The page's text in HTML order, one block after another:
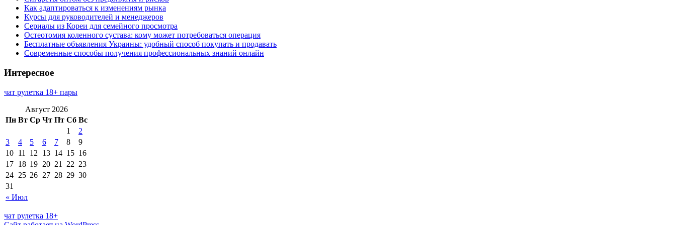
Как адаптироваться к изменениям рынка
Курсы для руководителей и менеджеров
Сериалы из Кореи для семейного просмотра
Остеотомия коленного сустава: кому может потребоваться операция
Бесплатные объявления Украины: удобный способ покупать и продавать
Современные способы получения профессиональных знаний онлайн
Интересное
чат рулетка 18+ пары
Август 2026
Пн Вт Ср Чт Пт Сб Вс
« Июл
1
2
3
4 5 6 7 8
9
10 11 12 13 14 15 16
17 18 19 20 21 22 23
24 25 26 27 28 29 30
31
чат рулетка 18+